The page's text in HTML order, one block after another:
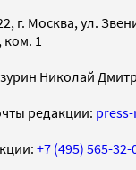
г. Москва, ул.
ком. 1
Николай
редакции:
+7 (495) 565-32-